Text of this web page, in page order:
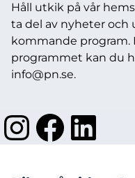
Håll utkik på vår
ta del av nyheter och
kommande program.
programmet kan du
info@pn.se.